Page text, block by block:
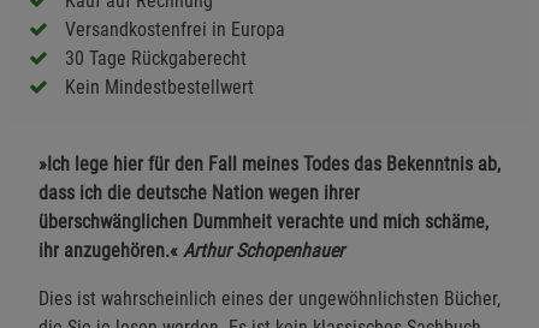
Versandkostenfrei in Europa
30 Tage Rückgaberecht
Kein Mindestbestellwert
»Ich lege hier für den Fall meines Todes das Bekenntnis ab,
dass ich die deutsche Nation wegen ihrer
überschwänglichen Dummheit verachte und mich schäme,
ihr anzugehören.« Arthur Schopenhauer
Dies ist wahrscheinlich eines der ungewöhnlichsten Bücher,